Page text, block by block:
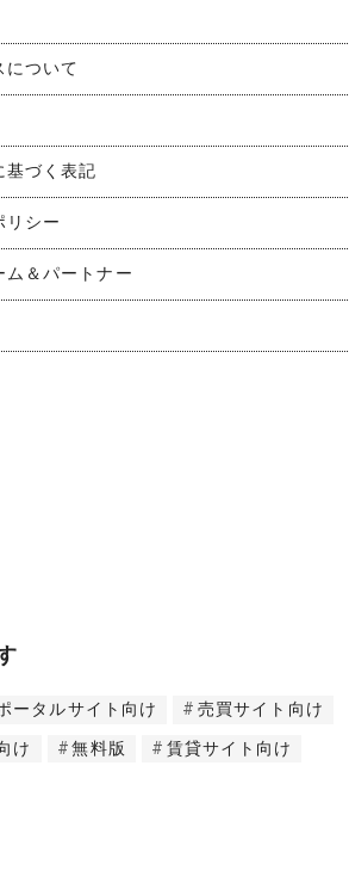
について
基づく表記
リシー
ム＆パートナー
ータルサイト向け
売買サイト向け
け
無料版 賃貸サイト向け